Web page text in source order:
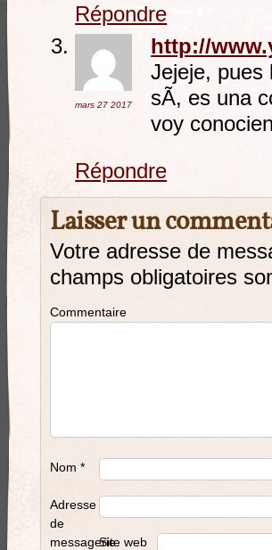
Répondre
mars 272017
http://
Jejeje, pues
sÃ­, es una
voy
Répondre
Laisser un
Votre adresse de
champs obligatoires
Commentaire
Nom *
Adresse
de
messagerieSite web